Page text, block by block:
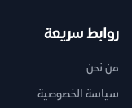
روابط سريعة
من نحن
سياسة الخصوصية